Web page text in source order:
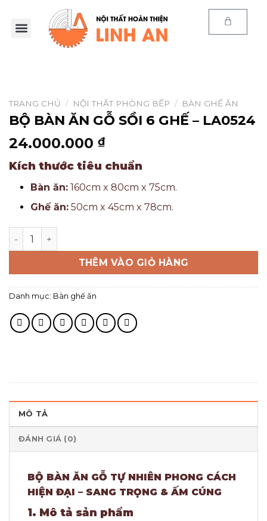
TRANG CHỦ / NỘI THẤT PHÒNG BẾP / BÀN GHẾ ĂN
BỘ BÀN ĂN GỖ SỒI 6 GHẾ – LA0524
24.000.000 ₫
Kích thước tiêu chuẩn
Bàn ăn:160cm x 80cm x 75cm.
Ghế ăn:50cm x 45cm x 78cm.
THÊM VÀO GIỎ HÀNG
Danh mục: Bàn ghế ăn
MÔ TẢ
ĐÁNH GIÁ (0)
BỘ BÀN ĂN GỖ TỰ NHIÊN PHONG CÁCH
HIỆN ĐẠI – SANG TRỌNG & ẤM CÚNG
1. Mô tả sản phẩm